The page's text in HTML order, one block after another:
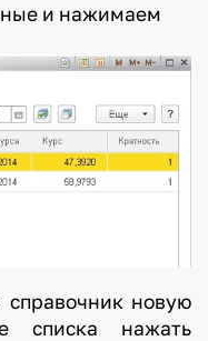
и нажимаем
справочник новую
списка нажать